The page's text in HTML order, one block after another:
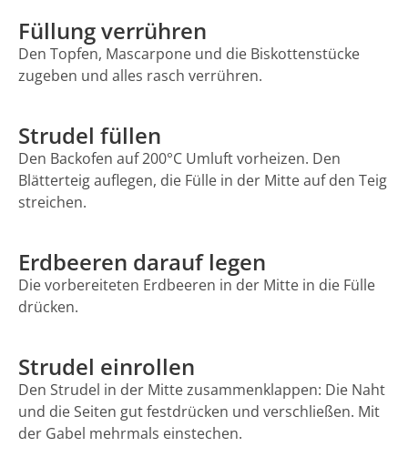
Füllung verrühren
Den Topfen, Mascarpone und die Biskottenstücke
zugeben und alles rasch verrühren.
Strudel füllen
Den Backofen auf 200°C Umluft vorheizen. Den
Blätterteig auflegen, die Fülle in der Mitte auf den Teig
streichen.
Erdbeeren darauf legen
Die vorbereiteten Erdbeeren in der Mitte in die Fülle
drücken.
Strudel einrollen
Den Strudel in der Mitte zusammenklappen: Die Naht
und die Seiten gut festdrücken und verschließen. Mit
der Gabel mehrmals einstechen.